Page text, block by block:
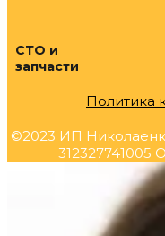
СТО и
запчасти
Политика
©2023 ИП
312327741005